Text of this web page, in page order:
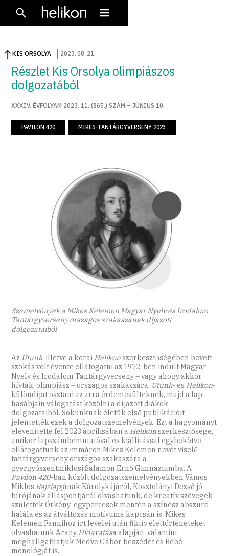
KIS ORSOLYA 2023.08. 21.
Részlet Kis Orsolya olimpiászos
dolgozatából
XXXIV. ÉVFOLYAM 2023. 11. (865.) SZÁM – JÚNIUS 10.
PAVILON 420 MIKES-TANTÁRGYVERSENY 2023
Szemelvények a Mikes Kelemen Magyar Nyelv és Irodalom
Tantárgyverseny országos szakaszának díjazott
dolgozataiból
Az Utunk, illetve a korai Helikonszerkesztőségében bevett
szokás volt évente ellátogatni az 1972-ben indult Magyar
Nyelv és Irodalom Tantárgyverseny – vagy ahogy akkor
hívták, olimpiász – országos szakaszára, Utunk- és Helikon-
különdíjat osztani az arra érdemesülteknek, majd a lap
hasábjain válogatást közölni a díjazott diákok
dolgozataiból. Sokunknak életük első publikációit
jelentették ezek a dolgozatszemelvények. Ezt a hagyományt
elevenítette fel 2023 áprilisában a Helikonszerkesztősége,
amikor lapszámbemutatóval és kiállítással egybekötve
ellátogattunk az immáron Mikes Kelemen nevét viselő
tantárgyverseny országos szakaszára a
gyergyószentmiklósi Salamon Ernő Gimnáziumba. A
Pavilon 420-ban közölt dolgozatszemelvényekben Vámos
Miklós Rajzlapjának Károlykájáról, Kosztolányi Dezső jó
bírójának álláspontjáról olvashatunk, de kreatív szövegek
születtek Örkény-egypercesek mentén a színész abszurd
halála és az átváltozás motívuma kapcsán is. Mikes
Kelemen Fannihoz írt levelei után fiktív élettörténeteket
olvashatunk Arany Hídavatása alapján, valamint
meghallgathatjuk Medve Gábor beszédét és Bébé
monológját is.